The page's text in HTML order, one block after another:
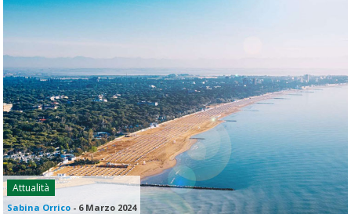
Attualità
Sabina Orrico - 6 Marzo 2024